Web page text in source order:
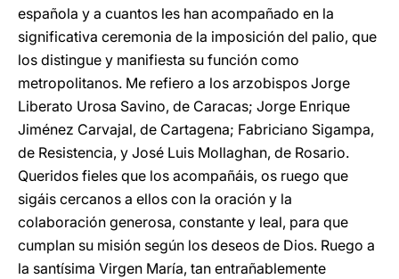
española y a cuantos les han acompañado en la
significativa ceremonia de la imposición del palio, que
los distingue y manifiesta su función como
metropolitanos. Me refiero a los arzobispos Jorge
Liberato Urosa Savino, de Caracas; Jorge Enrique
Jiménez Carvajal, de Cartagena; Fabriciano Sigampa,
de Resistencia, y José Luis Mollaghan, de Rosario.
Queridos fieles que los acompañáis, os ruego que
sigáis cercanos a ellos con la oración y la
colaboración generosa, constante y leal, para que
cumplan su misión según los deseos de Dios. Ruego a
la santísima Virgen María, tan entrañablemente